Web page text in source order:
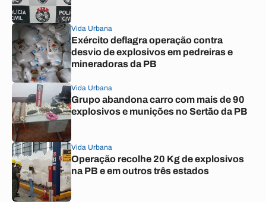
Vida Urbana
Exército deflagra operação contra
desvio de explosivos em pedreiras e
mineradoras da PB
Vida Urbana
Grupo abandona carro com mais de 90
explosivos e munições no Sertão da PB
Vida Urbana
Operação recolhe 20 Kg de explosivos
na PB e em outros três estados